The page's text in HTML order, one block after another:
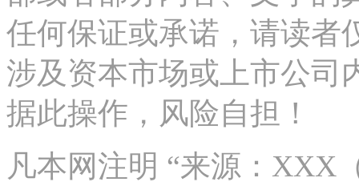
任何保证或承诺，请读者
涉及资本市场或上市公司
据此操作，风险自担！
凡本网注明 “来源：XXX